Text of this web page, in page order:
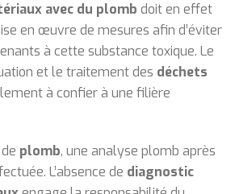
avec du plomb doit en effet
en œuvre de mesures afin d’éviter
à cette substance toxique. Le
et le traitement des déchets
à confier à une filière
plomb, une analyse plomb après
L’absence de diagnostic